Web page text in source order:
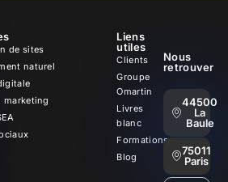
de sites
naturel
marketing
Liens
utiles
Clients
Groupe
Omartin
Livres
blanc
Formations
Blog
Nous
retrouver
44500
La
Baule
75011
Paris